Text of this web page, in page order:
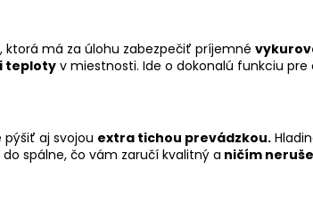
má za úlohu zabezpečiť príjemné
teploty v miestnosti. Ide o dokonalú funkciu
pýšiť aj svojou extra tichou prevádzkou.
spálne, čo vám zaručí kvalitný a ničím